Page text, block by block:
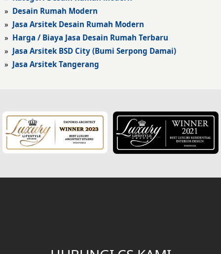
Fasad Kantor
Fasad Hotel
Fasad Rumah Klasik
Desain Rumah Mediteran
Fasad Rumah Mediteran
Desain Rumah Villa Bali
Desain Ruang Multifungsi
» Desain Rumah Modern
» Jasa Arsitek Desain Rumah Modern
» Harga / Biaya Jasa Desain Rumah Terbaru
» Jasa Arsitek BSD City (Bumi Serpong Damai)
» Jasa Arsitek Tangerang